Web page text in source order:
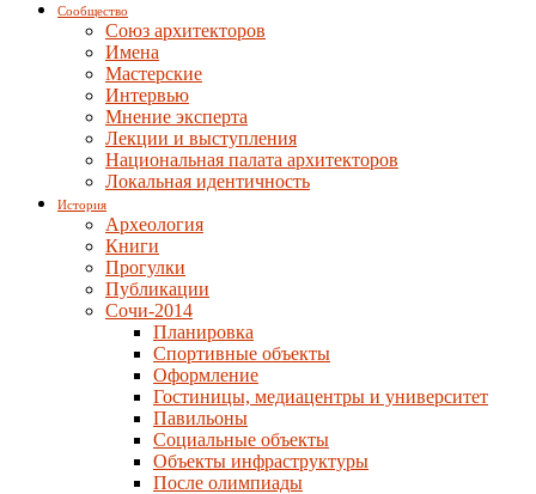
Сообщество
Союз архитекторов
Имена
Мастерские
Интервью
Мнение эксперта
Лекции и выступления
Национальная палата архитекторов
Локальная идентичность
История
Археология
Книги
Прогулки
Публикации
Сочи-2014
Планировка
Спортивные объекты
Оформление
Гостиницы, медиацентры и университет
Павильоны
Социальные объекты
Объекты инфраструктуры
После олимпиады